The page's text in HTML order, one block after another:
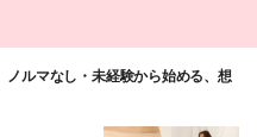
ノルマなし・未経験から始める、想